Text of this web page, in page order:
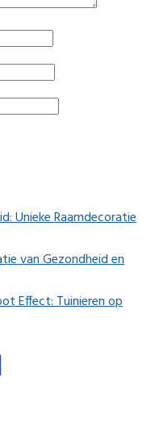
Unieke Raamdecoratie
van Gezondheid en
Effect: Tuinieren op